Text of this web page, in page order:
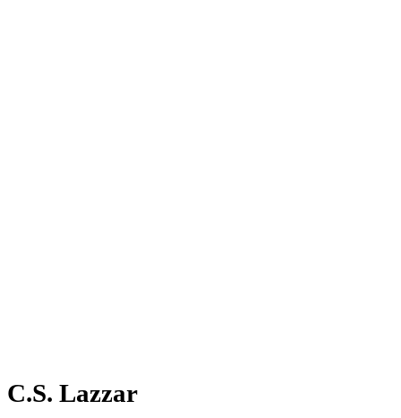
C.S. Lazzar